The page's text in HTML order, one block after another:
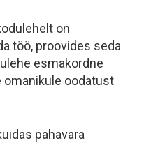
on
töö, proovides seda
esmakordne
omanikule oodatust
pahavara